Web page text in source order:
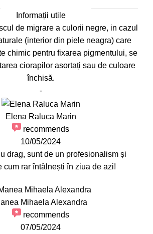
Informații utile
de migrare a culorii negre, in cazul
(interior din piele neagra) care
chimic pentru fixarea pigmentului, se
ciorapilor asortați sau de culoare
închisă.
-
Elena Raluca Marin
recommends
10/05/2024
drag, sunt de un profesionalism și
cum rar întâlnești în ziua de azi!
Mihaela Alexandra
recommends
07/05/2024